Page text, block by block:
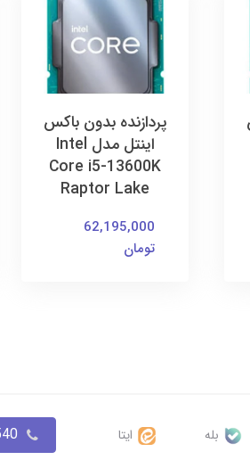
پردازنده بدون باکس
اینتل مدل Intel
Core i5-13600K
Raptor Lake
62,195,000
تومان
بله ایتا